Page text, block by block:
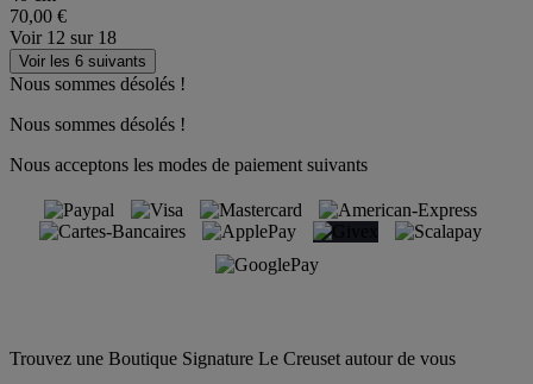
70,00 €
Voir 12 sur 18
Voir les 6 suivants
Nous sommes désolés !
Nous sommes désolés !
Nous acceptons les modes de paiement suivants
Trouvez une Boutique Signature Le Creuset autour de vous